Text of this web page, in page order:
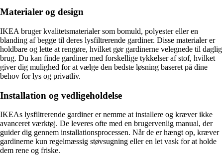
Materialer og design
IKEA bruger kvalitetsmaterialer som bomuld, polyester eller en
blanding af begge til deres lysfiltrerende gardiner. Disse materialer er
holdbare og lette at rengøre, hvilket gør gardinerne velegnede til daglig
brug. Du kan finde gardiner med forskellige tykkelser af stof, hvilket
giver dig mulighed for at vælge den bedste løsning baseret på dine
behov for lys og privatliv.
Installation og vedligeholdelse
IKEAs lysfiltrerende gardiner er nemme at installere og kræver ikke
avanceret værktøj. De leveres ofte med en brugervenlig manual, der
guider dig gennem installationsprocessen. Når de er hængt op, kræver
gardinerne kun regelmæssig støvsugning eller en let vask for at holde
dem rene og friske.